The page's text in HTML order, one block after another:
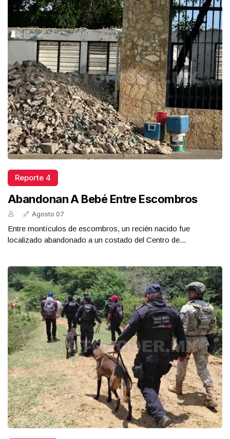
Reporte 4
Abandonan A Bebé Entre Escombros
Agosto 07
Entre montículos de escombros, un recién nacido fue
localizado abandonado a un costado del Centro de...